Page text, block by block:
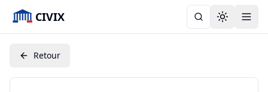
CIVIX Toggle
Retour